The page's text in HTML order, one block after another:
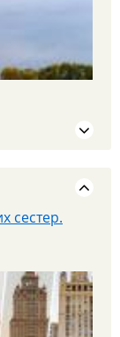
тур в
сестер.